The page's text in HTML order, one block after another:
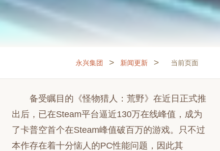
永兴集团 > 新闻更新 > 当前页面
备受瞩目的《怪物猎人：荒野》在近日正式推
出后，已在Steam平台逼近130万在线峰值，成为
了卡普空首个在Steam峰值破百万的游戏。只不过
本作存在着十分恼人的PC性能问题，因此其